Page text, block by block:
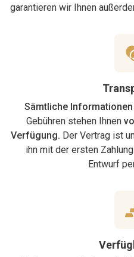
garantieren wir Ihnen
Sämtliche Informationen
Gebühren stehen Ihnen
Verfügung. Der Vertrag ist
ihn mit der ersten
Entwurf